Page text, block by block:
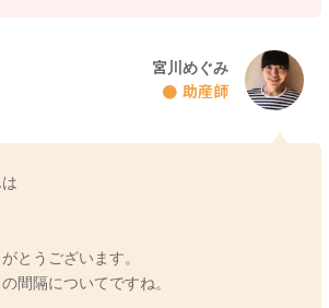
宮川めぐみ
助産師
とうございます。
間隔についてですね。